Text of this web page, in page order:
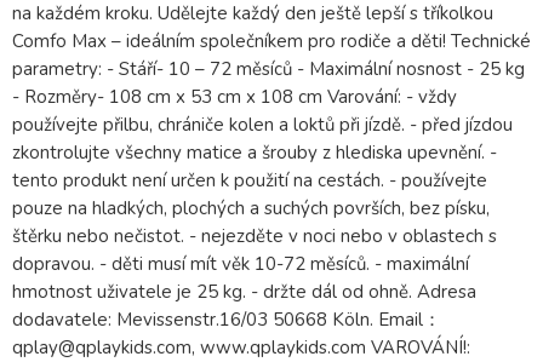
na každém kroku. Udělejte každý den ještě lepší s tříkolkou
Comfo Max – ideálním společníkem pro rodiče a děti! Technické
parametry: - Stáří- 10 – 72 měsíců - Maximální nosnost - 25 kg
- Rozměry- 108 cm x 53 cm x 108 cm Varování: - vždy
používejte přilbu, chrániče kolen a loktů při jízdě. - před jízdou
zkontrolujte všechny matice a šrouby z hlediska upevnění. -
tento produkt není určen k použití na cestách. - používejte
pouze na hladkých, plochých a suchých površích, bez písku,
štěrku nebo nečistot. - nejezděte v noci nebo v oblastech s
dopravou. - děti musí mít věk 10-72 měsíců. - maximální
hmotnost uživatele je 25 kg. - držte dál od ohně. Adresa
dodavatele: Mevissenstr.16/03 50668 Köln. Email：
qplay@qplaykids.com, www.qplaykids.com VAROVÁNÍ!: